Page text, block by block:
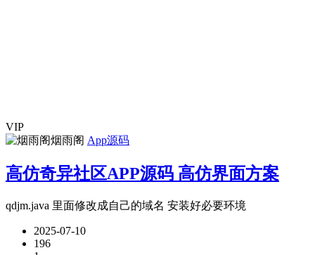
VIP
烟雨阁 App源码
高仿奇异社区APP源码 高仿界面方案
qdjm.java 里面修改成自己的域名 安装好必要环境
2025-07-10
196